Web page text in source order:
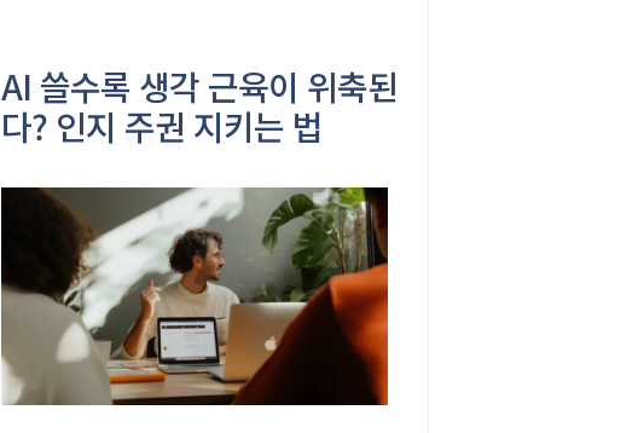
AI 쓸수록 생각 근육이 위축된
다? 인지 주권 지키는 법